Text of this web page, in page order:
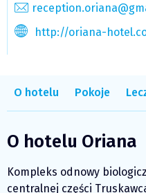
http://oriana-
O hotelu Pokoje
O hotelu Oriana
Kompleks odnowy
centralnej części